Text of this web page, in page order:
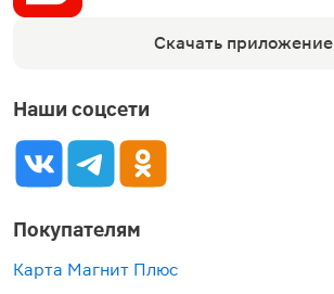
Скачать приложение
Наши соцсети
Покупателям
Карта Магнит Плюс